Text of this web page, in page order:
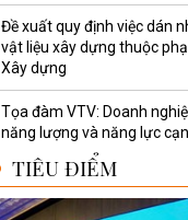
Đề xuất quy định việc dán
vật liệu xây dựng thuộc
Xây dựng
Tọa đàm VTV: Doanh
năng lượng và năng lực
TIÊU ĐIỂM